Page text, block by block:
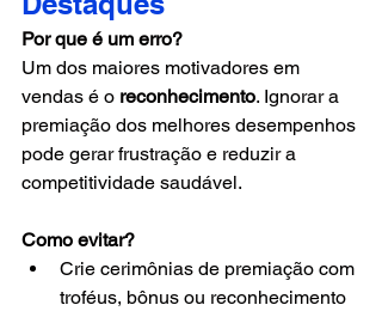
Por que é um erro?
Um dos maiores motivadores em
vendas é o reconhecimento. Ignorar a
premiação dos melhores desempenhos
pode gerar frustração e reduzir a
competitividade saudável.
Como evitar?
Crie cerimônias de premiação com
troféus, bônus ou reconhecimento